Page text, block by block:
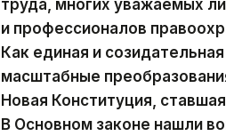
труда, многих уважаемых
и профессионалов
Как единая и
масштабные
Новая Конституция,
В Основном законе нашли